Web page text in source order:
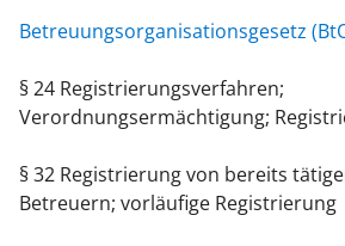
Betreuungsorganisationsgesetz
§ 24 Registrierungsverfahren;
Verordnungsermächtigung;
§ 32 Registrierung von bereits
Betreuern; vorläufige Registrierung